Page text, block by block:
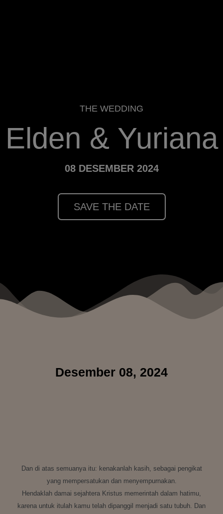
THE WEDDING
Elden & Yuriana
08 DESEMBER 2024
SAVE THE DATE
Desember 08, 2024
Dan di atas semuanya itu: kenakanlah kasih, sebagai pengikat
yang mempersatukan dan menyempurnakan.
Hendaklah damai sejahtera Kristus memerintah dalam hatimu,
karena untuk itulah kamu telah dipanggil menjadi satu tubuh. Dan